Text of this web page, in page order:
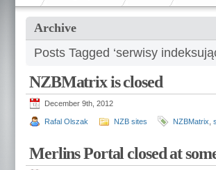
Archive
Posts Tagged ‘serwisy
NZBMatrix is closed
December 9th, 2012
Rafal Olszak NZB sites NZBMatrix
Merlins Portal closed at